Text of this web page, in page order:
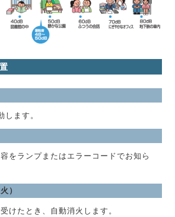
します。
をランプまたはエラーコードでお知ら
）
けたとき、自動消火します。